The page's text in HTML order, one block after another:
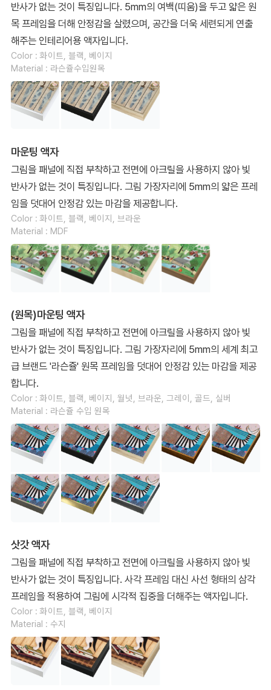
반사가 없는 것이 특징입니다. 5mm의 여백(띠움)을 두고 얇은 원
목 프레임을 더해 안정감을 살렸으며, 공간을 더욱 세련되게 연출
해주는 인테리어용 액자입니다.
Color : 화이트, 블랙, 베이지
Material : 라슨쥴수입원목
마운팅 액자
그림을 패널에 직접 부착하고 전면에 아크릴을 사용하지 않아 빛
반사가 없는 것이 특징입니다. 그림 가장자리에 5mm의 얇은 프레
임을 덧대어 안정감 있는 마감을 제공합니다.
Color : 화이트, 블랙, 베이지, 브라운
Material : MDF
(원목)마운팅 액자
그림을 패널에 직접 부착하고 전면에 아크릴을 사용하지 않아 빛
반사가 없는 것이 특징입니다. 그림 가장자리에 5mm의 세계 최고
급 브랜드 '라슨쥴' 원목 프레임을 덧대어 안정감 있는 마감을 제공
합니다.
Color : 화이트, 블랙, 베이지, 월넛, 브라운, 그레이, 골드, 실버
Material : 라슨쥴 수입 원목
삿갓 액자
그림을 패널에 직접 부착하고 전면에 아크릴을 사용하지 않아 빛
반사가 없는 것이 특징입니다. 사각 프레임 대신 사선 형태의 삼각
프레임을 적용하여 그림에 시각적 집중을 더해주는 액자입니다.
Color : 화이트, 블랙, 베이지
Material : 수지